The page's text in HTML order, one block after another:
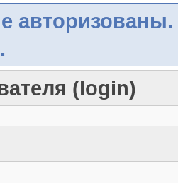
авторизованы.
(login)